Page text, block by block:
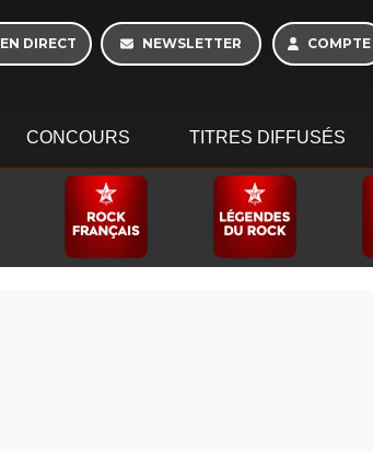
EN DIRECT NEWSLETTER COMPTE
CONCOURS TITRES DIFFUSÉS